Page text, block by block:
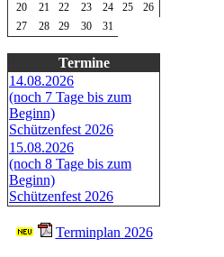
20
21 22 23 24 25
26
27
28 29 30 31
Termine
14.08.2026
(noch 7 Tage bis zum
Beginn)
Schützenfest 2026
15.08.2026
(noch 8 Tage bis zum
Beginn)
Schützenfest 2026
Terminplan 2026